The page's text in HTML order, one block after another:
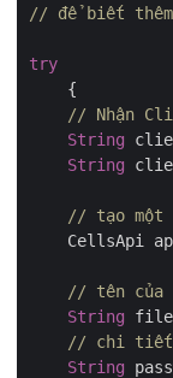
// để biết
try
    {
// Nhận
String
String
// tạo một
CellsApi
// tên của
String
// chi tiết
String